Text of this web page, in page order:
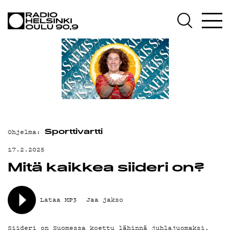
AJANKOHTAISTA
OHJELMAT
TEKIJÄT
ON-DEMAND
MAINOSTA
YHTEYSTIEDOT
G LIVELAB
YSTÄVÄKLUBI
TIETOSUOJA
Ohjelma: Sporttivartti
17.2.2025
Mitä kaikkea siideri on?
Lataa MP3 Jaa jakso
Siideri on Suomessa koettu lähinnä juhlajuomaksi,